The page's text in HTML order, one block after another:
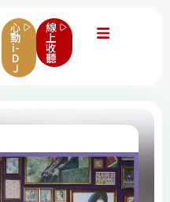
心
動
i-
D
J
線
上
收
聽